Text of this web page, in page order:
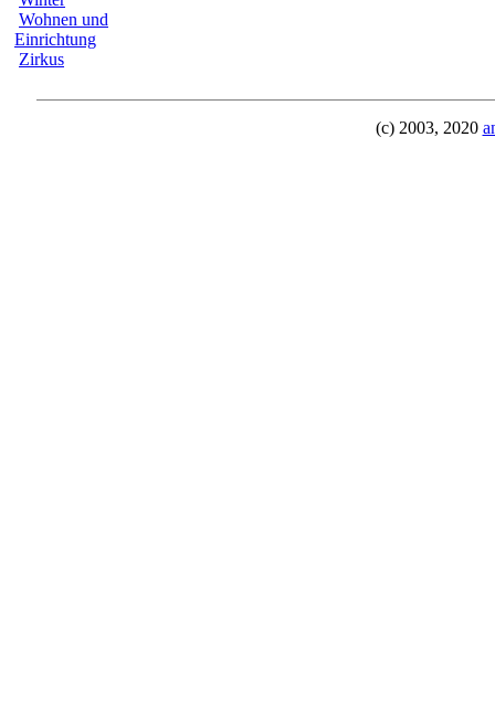
Wohnen und
Einrichtung
Zirkus
(c) 2003, 2020